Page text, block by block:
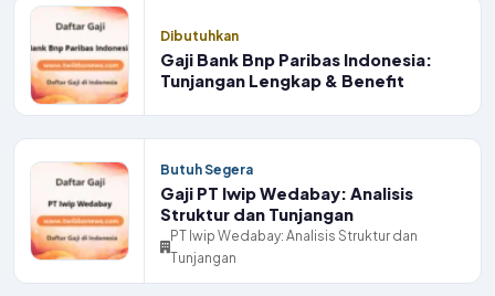
Dibutuhkan
Gaji Bank Bnp Paribas Indonesia:
Tunjangan Lengkap & Benefit
Butuh Segera
Gaji PT Iwip Wedabay: Analisis
Struktur dan Tunjangan
PT Iwip Wedabay: Analisis Struktur dan
Tunjangan